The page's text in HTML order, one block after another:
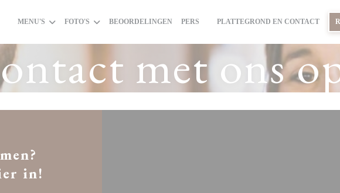
MENU'S FOTO'S BEOORDELINGEN PERS PLATTEGROND EN CONTACT
met ons
in!